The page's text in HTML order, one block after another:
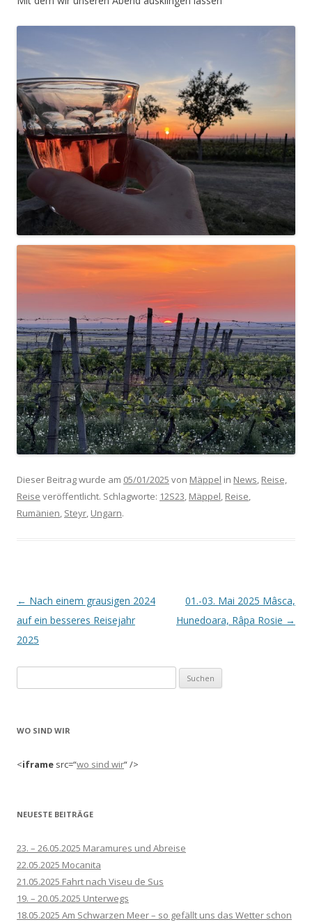
Dieser Beitrag wurde am 05/01/2025 von Mäppel in News, Reise,
Reise veröffentlicht. Schlagworte: 12S23, Mäppel, Reise,
Rumänien, Steyr, Ungarn.
Beitrags-
Navigation
← Nach einem grausigen 2024
auf ein besseres Reisejahr
2025
01.-03. Mai 2025 Mâsca,
Hunedoara, Râpa Rosie →
nach:
WO SIND WIR
<iframe src=“wo sind wir“ />
NEUESTE BEITRÄGE
23. – 26.05.2025 Maramures und Abreise
22.05.2025 Mocanita
21.05.2025 Fahrt nach Viseu de Sus
19. – 20.05.2025 Unterwegs
18.05.2025 Am Schwarzen Meer – so gefällt uns das Wetter schon